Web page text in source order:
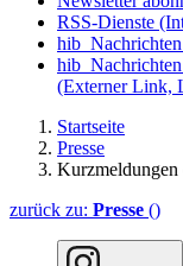
RSS-Dienste
(Externer Link,
Startseite
Presse
Kurzmeldungen
zurück zu: Presse ()